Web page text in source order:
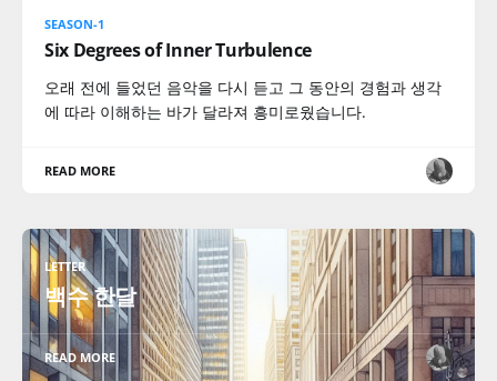
SEASON-1
Six Degrees of Inner Turbulence
오래 전에 들었던 음악을 다시 듣고 그 동안의 경험과 생각
에 따라 이해하는 바가 달라져 흥미로웠습니다.
READ MORE
LETTER
백수 한달
READ MORE